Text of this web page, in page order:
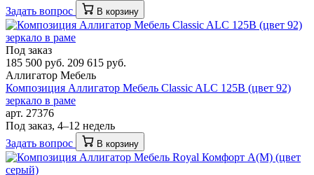
Задать вопрос
В корзину
Под заказ
185 500 руб. 209 615 руб.
Аллигатор Мебель
Композиция Аллигатор Мебель Classic ALC 125В (цвет 92)
зеркало в раме
арт. 27376
Под заказ, 4–12 недель
Задать вопрос
В корзину